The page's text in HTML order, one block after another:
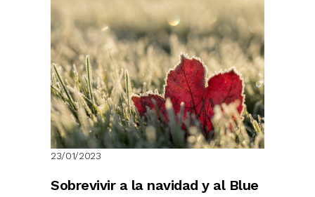
23/01/2023
Sobrevivir a la navidad y al Blue